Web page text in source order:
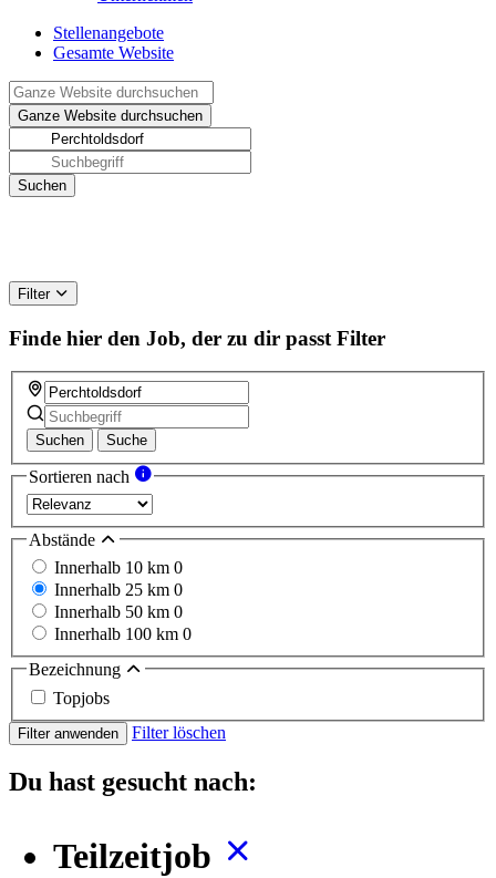
Stellenangebote
Gesamte Website
Filter
Finde hier den Job, der zu dir passt Filter
Suchen Suche
Sortieren nach
Abstände
Innerhalb 10 km 0
Innerhalb 25 km 0
Innerhalb 50 km 0
Innerhalb 100 km 0
Bezeichnung
Topjobs
Filter anwenden Filter löschen
Du hast gesucht nach:
Teilzeitjob